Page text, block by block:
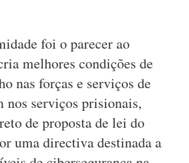
foi o parecer ao
melhores condições de
nas forças e serviços de
nos serviços prisionais,
de proposta de lei do
uma directiva destinada a